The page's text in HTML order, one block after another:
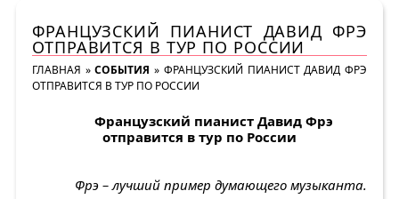
ФРАНЦУЗСКИЙ ПИАНИСТ ДАВИД ФРЭ
ОТПРАВИТСЯ В ТУР ПО РОССИИ
ГЛАВНАЯ »СОБЫТИЯ » ФРАНЦУЗСКИЙ ПИАНИСТ ДАВИД ФРЭ
ОТПРАВИТСЯ В ТУР ПО РОССИИ
Французский пианист Давид Фрэ
отправится в тур по России
Фрэ – лучший пример думающего музыканта.